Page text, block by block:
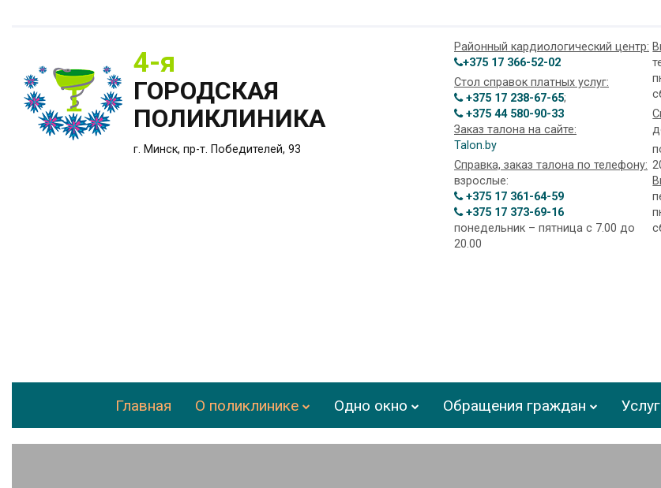
4-я
ГОРОДСКАЯ
ПОЛИКЛИНИКА
г. Минск, пр-т. Победителей, 93
Районный кардиологический центр:
+375 17 366-52-02
Стол справок платных услуг:
+375 17 238-67-65;
+375 44 580-90-33
Заказ талона на сайте:
Talon.by
Справка, заказ талона по телефону:
взрослые:
+375 17 361-64-59
+375 17 373-69-16
понедельник – пятница с 7.00 до
20.00
Главная О поликлинике Одно окно Обращения граждан